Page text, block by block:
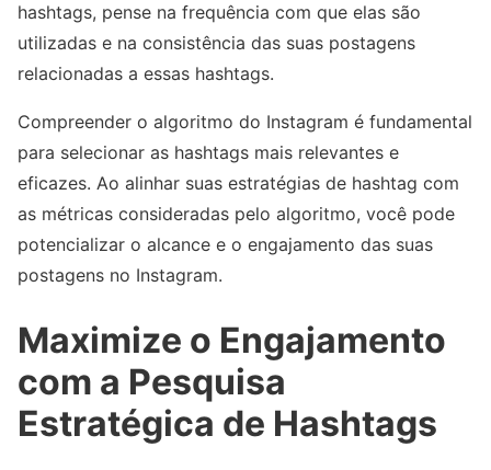
hashtags, pense na frequência com que elas são
utilizadas e na consistência das suas postagens
relacionadas a essas hashtags.
Compreender o algoritmo do Instagram é fundamental
para selecionar as hashtags mais relevantes e
eficazes. Ao alinhar suas estratégias de hashtag com
as métricas consideradas pelo algoritmo, você pode
potencializar o alcance e o engajamento das suas
postagens no Instagram.
Maximize o Engajamento
com a Pesquisa
Estratégica de Hashtags